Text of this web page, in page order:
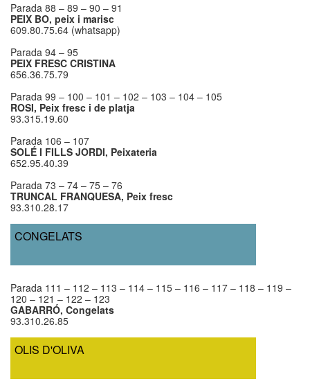
Parada 88 – 89 – 90 – 91
PEIX BO, peix i marisc
609.80.75.64 (whatsapp)
Parada 94 – 95
PEIX FRESC CRISTINA
656.36.75.79
Parada 99 – 100 – 101 – 102 – 103 – 104 – 105
ROSI, Peix fresc i de platja
93.315.19.60
Parada 106 – 107
SOLÉ I FILLS JORDI, Peixateria
652.95.40.39
Parada 73 – 74 – 75 – 76
TRUNCAL FRANQUESA, Peix fresc
93.310.28.17
CONGELATS
Parada 111 – 112 – 113 – 114 – 115 – 116 – 117 – 118 – 119 –
120 – 121 – 122 – 123
GABARRÓ, Congelats
93.310.26.85
OLIS D'OLIVA